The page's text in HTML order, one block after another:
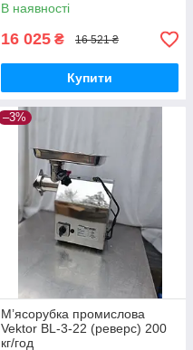
В наявності
16 025 ₴ 16 521 ₴
Купити
–3%
М’ясорубка промислова
Vektor BL-3-22 (реверс) 200
кг/год